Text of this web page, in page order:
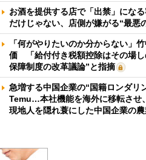
お酒を提供する店で「出禁」にな
だけじゃない、店側が嫌がる“最悪
「何がやりたいのか分からない」
価 「給付付き税額控除はその場し
保障制度の改革議論”と指摘
急増する中国企業の“国籍ロンダ
Temu…本社機能を海外に移転させ
現地人を隠れ蓑にした中国企業の